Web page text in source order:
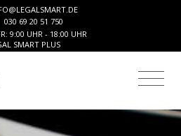
in
on line7
030 69 20 51 750
9:00 UHR - 18:00 UHR
SMART PLUS